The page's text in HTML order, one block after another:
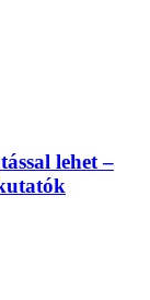
lehet –